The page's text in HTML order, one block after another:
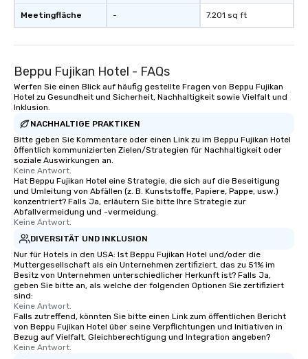
Meetingfläche - 7.201 sq ft
Beppu Fujikan Hotel - FAQs
Werfen Sie einen Blick auf häufig gestellte Fragen von Beppu Fujikan
Hotel zu Gesundheit und Sicherheit, Nachhaltigkeit sowie Vielfalt und
Inklusion.
NACHHALTIGE PRAKTIKEN
Bitte geben Sie Kommentare oder einen Link zu im Beppu Fujikan Hotel
öffentlich kommunizierten Zielen/Strategien für Nachhaltigkeit oder
soziale Auswirkungen an.
Keine Antwort.
Hat Beppu Fujikan Hotel eine Strategie, die sich auf die Beseitigung
und Umleitung von Abfällen (z. B. Kunststoffe, Papiere, Pappe, usw.)
konzentriert? Falls Ja, erläutern Sie bitte Ihre Strategie zur
Abfallvermeidung und -vermeidung.
Keine Antwort.
DIVERSITÄT UND INKLUSION
Nur für Hotels in den USA: Ist Beppu Fujikan Hotel und/oder die
Muttergesellschaft als ein Unternehmen zertifiziert, das zu 51% im
Besitz von Unternehmen unterschiedlicher Herkunft ist? Falls Ja,
geben Sie bitte an, als welche der folgenden Optionen Sie zertifiziert
sind:
Keine Antwort.
Falls zutreffend, könnten Sie bitte einen Link zum öffentlichen Bericht
von Beppu Fujikan Hotel über seine Verpflichtungen und Initiativen in
Bezug auf Vielfalt, Gleichberechtigung und Integration angeben?
Keine Antwort.